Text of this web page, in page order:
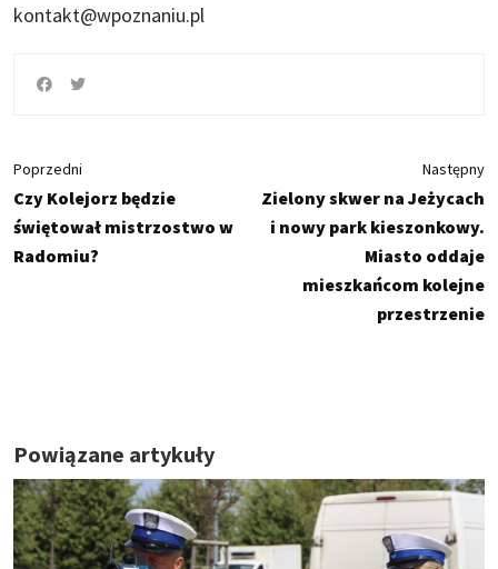
kontakt@wpoznaniu.pl
Poprzedni
Czy Kolejorz będzie
świętował mistrzostwo w
Radomiu?
Następny
Zielony skwer na Jeżycach
i nowy park kieszonkowy.
Miasto oddaje
mieszkańcom kolejne
przestrzenie
Powiązane artykuły